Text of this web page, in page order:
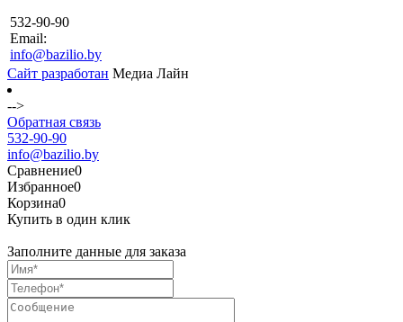
532-90-90
Email:
info@bazilio.by
Сайт разработан Медиа Лайн
-->
Обратная связь
532-90-90
info@bazilio.by
Сравнение0
Избранное0
Корзина0
Купить в один клик
Заполните данные для заказа